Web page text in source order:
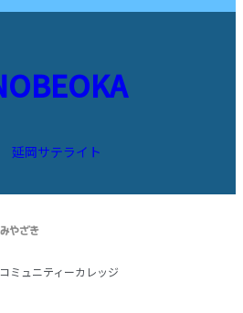
延岡サテライト
ミュニティーカレッジ